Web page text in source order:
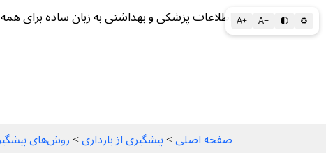
A+ A− 🌓 ♻ اطلاعات پزشکی و بهداشتی به زبان ساده برای همه
صفحه اصلی > پیشگیری از بارداری > روش‌های پیشگیری از بارداری